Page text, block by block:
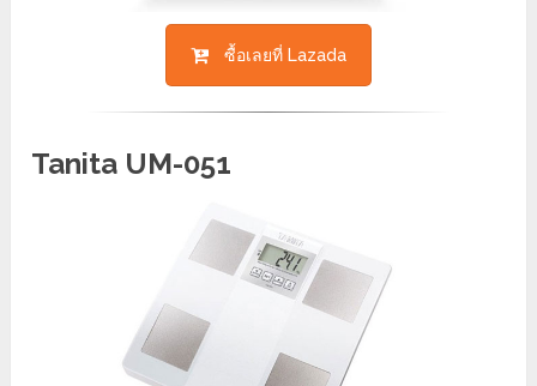
ซื้อเลยที่ Lazada
Tanita UM-051